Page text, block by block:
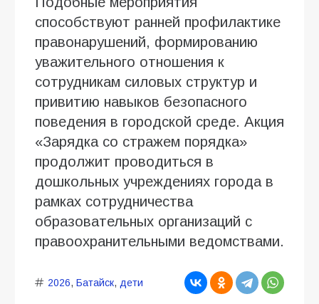
способствуют ранней профилактике
правонарушений, формированию
уважительного отношения к
сотрудникам силовых структур и
привитию навыков безопасного
поведения в городской среде. Акция
«Зарядка со стражем порядка»
продолжит проводиться в
дошкольных учреждениях города в
рамках сотрудничества
образовательных организаций с
правоохранительными ведомствами.
2026, Батайск, дети